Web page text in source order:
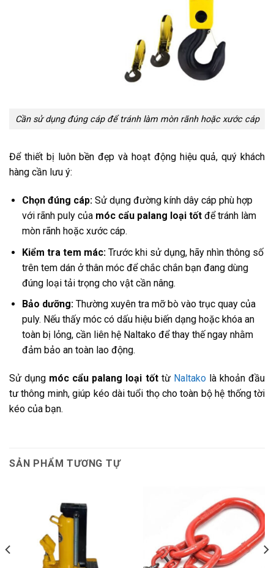
Cần sử dụng đúng cáp để tránh làm mòn rãnh hoặc xước cáp
Để thiết bị luôn bền đẹp và hoạt động hiệu quả, quý khách
hàng cần lưu ý:
Chọn đúng cáp:Sử dụng đường kính dây cáp phù hợp
với rãnh puly của móc cẩu palang loại tốtđể tránh làm
mòn rãnh hoặc xước cáp.
Kiểm tra tem mác:Trước khi sử dụng, hãy nhìn thông số
trên tem dán ở thân móc để chắc chắn bạn đang dùng
đúng loại tải trọng cho vật cần nâng.
Bảo dưỡng:Thường xuyên tra mỡ bò vào trục quay của
puly. Nếu thấy móc có dấu hiệu biến dạng hoặc khóa an
toàn bị lỏng, cần liên hệ Naltako để thay thế ngay nhằm
đảm bảo an toàn lao động.
Sử dụng móc cẩu palang loại tốttừ Naltakolà khoản đầu
tư thông minh, giúp kéo dài tuổi thọ cho toàn bộ hệ thống tời
kéo của bạn.
SẢN PHẨM TƯƠNG TỰ